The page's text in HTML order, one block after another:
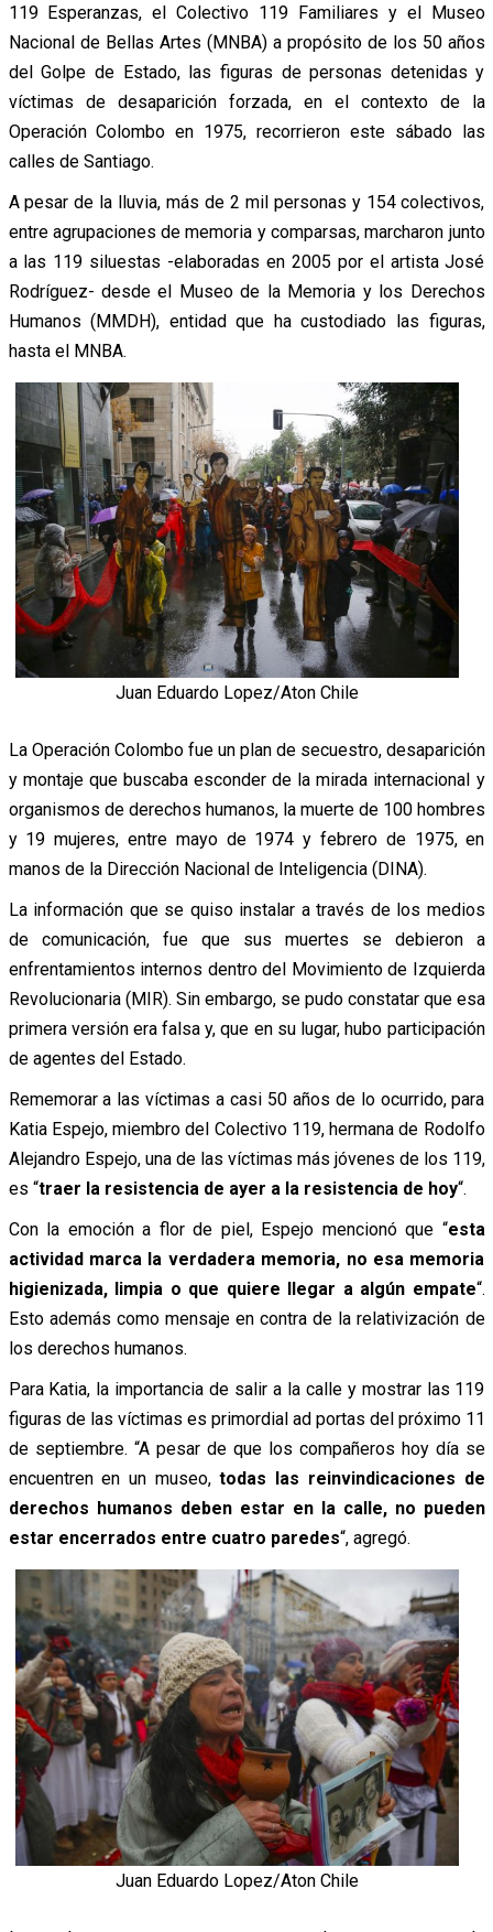
119 Esperanzas, el Colectivo 119 Familiares y el Museo
Nacional de Bellas Artes (MNBA) a propósito de los 50 años
del Golpe de Estado, las figuras de personas detenidas y
víctimas de desaparición forzada, en el contexto de la
Operación Colombo en 1975, recorrieron este sábado las
calles de Santiago.
A pesar de la lluvia, más de 2 mil personas y 154 colectivos,
entre agrupaciones de memoria y comparsas, marcharon junto
a las 119 siluestas -elaboradas en 2005 por el artista José
Rodríguez- desde el Museo de la Memoria y los Derechos
Humanos (MMDH), entidad que ha custodiado las figuras,
hasta el MNBA.
Juan Eduardo Lopez/Aton Chile
La Operación Colombo fue un plan de secuestro, desaparición
y montaje que buscaba esconder de la mirada internacional y
organismos de derechos humanos, la muerte de 100 hombres
y 19 mujeres, entre mayo de 1974 y febrero de 1975, en
manos de la Dirección Nacional de Inteligencia (DINA).
La información que se quiso instalar a través de los medios
de comunicación, fue que sus muertes se debieron a
enfrentamientos internos dentro del Movimiento de Izquierda
Revolucionaria (MIR). Sin embargo, se pudo constatar que esa
primera versión era falsa y, que en su lugar, hubo participación
de agentes del Estado.
Rememorar a las víctimas a casi 50 años de lo ocurrido, para
Katia Espejo, miembro del Colectivo 119, hermana de Rodolfo
Alejandro Espejo, una de las víctimas más jóvenes de los 119,
es “traer la resistencia de ayer a la resistencia de hoy“.
Con la emoción a flor de piel, Espejo mencionó que “esta
actividad marca la verdadera memoria, no esa memoria
higienizada, limpia o que quiere llegar a algún empate“.
Esto además como mensaje en contra de la relativización de
los derechos humanos.
Para Katia, la importancia de salir a la calle y mostrar las 119
figuras de las víctimas es primordial ad portas del próximo 11
de septiembre. “A pesar de que los compañeros hoy día se
encuentren en un museo,todas las reinvindicaciones de
derechos humanos deben estar en la calle, no pueden
estar encerrados entre cuatro paredes“, agregó.
Juan Eduardo Lopez/Aton Chile